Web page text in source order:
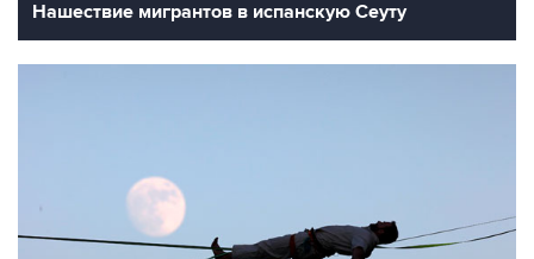
Нашествие мигрантов в испанскую Сеуту